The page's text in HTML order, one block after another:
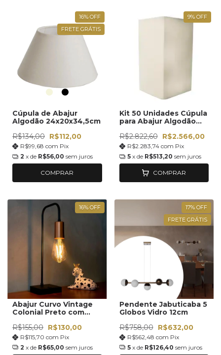
16% OFF
FRETE GRÁTIS
Cúpula de Abajur
Algodão 24x20x34,5cm
R$134,00 R$112,00
R$99,68 com Pix
2 x de R$56,00 sem juros
COMPRAR
9% OFF
Kit 50 Unidades Cúpula
para Abajur Algodão
R$2.822,60 R$2.566,00
R$2.283,74 com Pix
5 x de R$513,20 sem juros
COMPRAR
16% OFF
Abajur Curvo Vintage
Colonial Preto com
Bivolt
R$155,00 R$130,00
R$115,70 com Pix
2 x de R$65,00 sem juros
17% OFF
FRETE GRÁTIS
Pendente Jabuticaba 5
Globos Vidro 12cm
R$758,00 R$632,00
R$562,48 com Pix
5 x de R$126,40 sem juros